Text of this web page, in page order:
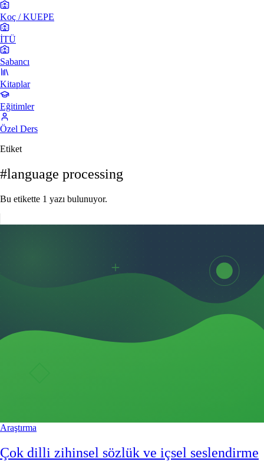
Koç / KUEPE
İTÜ
Sabancı
Kitaplar
Eğitimler
Özel Ders
Etiket
#language processing
Bu etikette 1 yazı bulunuyor.
Araştırma
Çok dilli zihinsel sözlük ve içsel seslendirme